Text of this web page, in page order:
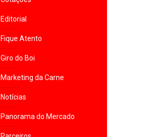
Editorial
Fique Atento
Giro do Boi
Marketing da Carne
Notícias
Panorama do Mercado